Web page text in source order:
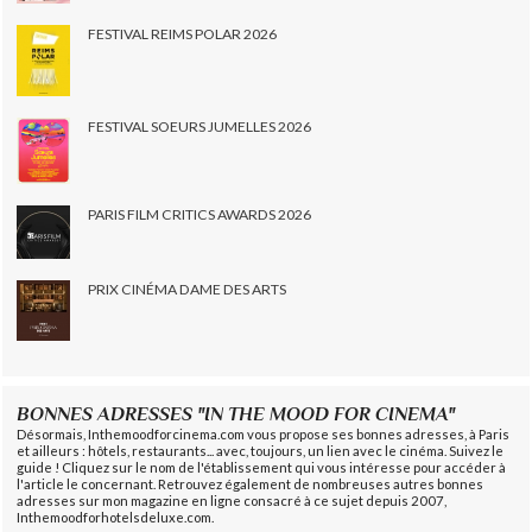
FESTIVAL REIMS POLAR 2026
FESTIVAL SOEURS JUMELLES 2026
PARIS FILM CRITICS AWARDS 2026
PRIX CINÉMA DAME DES ARTS
BONNES ADRESSES "IN THE MOOD FOR CINEMA"
Désormais, Inthemoodforcinema.com vous propose ses bonnes adresses, à Paris
et ailleurs : hôtels, restaurants... avec, toujours, un lien avec le cinéma. Suivez le
guide ! Cliquez sur le nom de l'établissement qui vous intéresse pour accéder à
l'article le concernant. Retrouvez également de nombreuses autres bonnes
adresses sur mon magazine en ligne consacré à ce sujet depuis 2007,
Inthemoodforhotelsdeluxe.com.